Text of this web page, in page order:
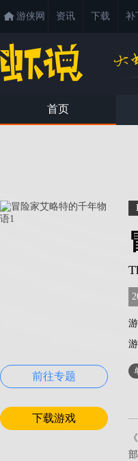
游侠网 资讯 下载 补
首页
前往专题
下载游戏